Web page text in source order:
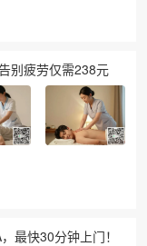
别疲劳仅需238元
最快30分钟上门！